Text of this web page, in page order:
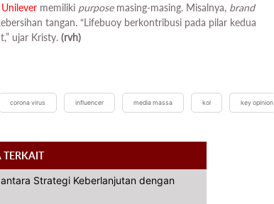
Unilever memiliki purpose masing-masing. Misalnya, brand
tangan. “Lifebuoy berkontribusi pada pilar kedua
ujar Kristy. (rvh)
corona virus influencer media massa kol key opinion
TERKAIT
Strategi Keberlanjutan dengan